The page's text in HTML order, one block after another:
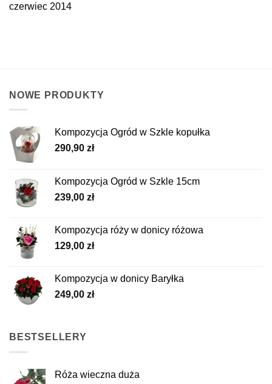
czerwiec 2014
NOWE PRODUKTY
Kompozycja Ogród w Szkle kopułka
290,90 zł
Kompozycja Ogród w Szkle 15cm
239,00 zł
Kompozycja róży w donicy różowa
129,00 zł
Kompozycja w donicy Baryłka
249,00 zł
BESTSELLERY
Róża wieczna duża